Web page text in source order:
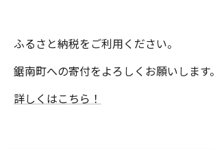
ふるさと納税をご利用ください。
鋸南町への寄付をよろしくお願いします。
詳しくはこちら！